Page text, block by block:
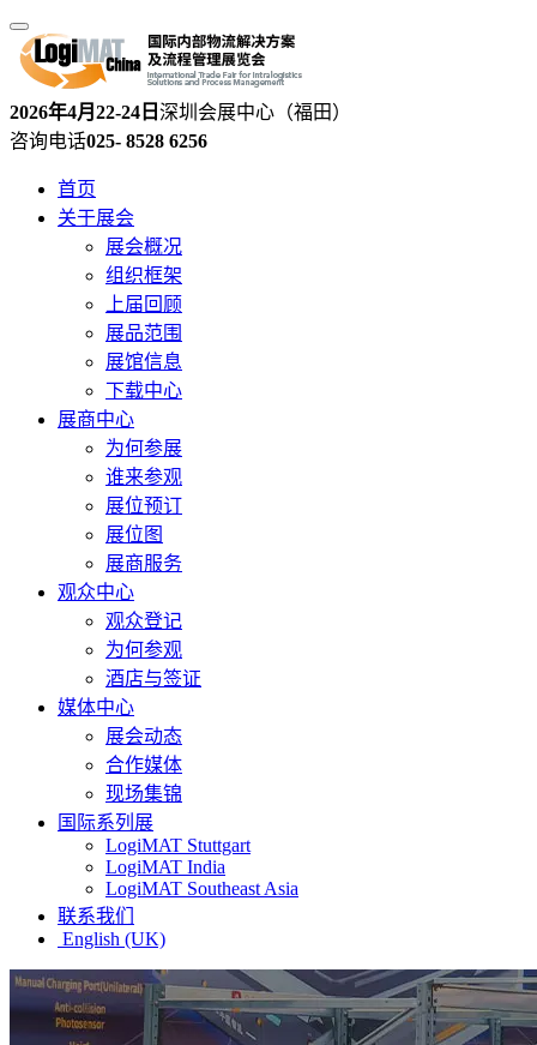
2026年4月22-24日 深圳会展中心（福田）
咨询电话025- 8528 6256
首页
关于展会
展会概况
组织框架
上届回顾
展品范围
展馆信息
下载中心
展商中心
为何参展
谁来参观
展位预订
展位图
展商服务
观众中心
观众登记
为何参观
酒店与签证
媒体中心
展会动态
合作媒体
现场集锦
国际系列展
LogiMAT Stuttgart
LogiMAT India
LogiMAT Southeast Asia
联系我们
English (UK)